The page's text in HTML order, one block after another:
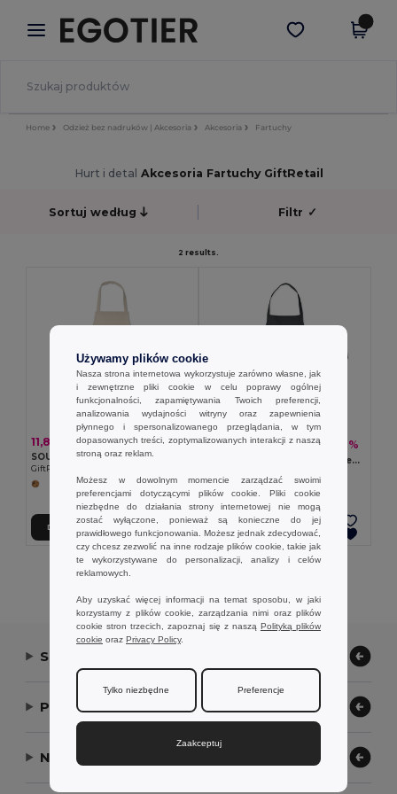
× Aplikacja Egotier
Lepsze ceny w aplikacji!
Pobierz app
Home Odzież bez nadruków | Akcesoria Akcesoria Fartuchy
Hurt i detal Akcesoria Fartuchy GiftRetail
Sortuj według Filtr ✓
2 results.
11,86 zł
GiftRetail MO2570
Dodaj Do Koszyka
19,85 zł 36,55 zł -46%
CUINA Fartuch z bawełny z recyklingu
Dodaj Do Koszyka
Wyświetlanie Wszystkich Produktów.
Skontaktuj się z nami
Pozwól nam pomóc
Nasza firma
Używamy plików cookie
Nasza strona internetowa wykorzystuje zarówno własne, jak
i zewnętrzne pliki cookie w celu poprawy ogólnej
funkcjonalności, zapamiętywania Twoich preferencji,
analizowania wydajności witryny oraz zapewnienia
płynnego i spersonalizowanego przeglądania, w tym
dopasowanych treści, zoptymalizowanych interakcji z naszą
stroną oraz reklam.
Możesz w dowolnym momencie zarządzać swoimi
preferencjami dotyczącymi plików cookie. Pliki cookie
niezbędne do działania strony internetowej nie mogą
zostać wyłączone, ponieważ są konieczne do jej
prawidłowego funkcjonowania. Możesz jednak zdecydować,
czy chcesz zezwolić na inne rodzaje plików cookie, takie jak
te wykorzystywane do personalizacji, analizy i celów
reklamowych.
Aby uzyskać więcej informacji na temat sposobu, w jaki
korzystamy z plików cookie, zarządzania nimi oraz plików
cookie stron trzecich, zapoznaj się z naszą Polityką plików
cookie oraz Privacy Policy.
Tylko niezbędne Preferencje
Zaakceptuj